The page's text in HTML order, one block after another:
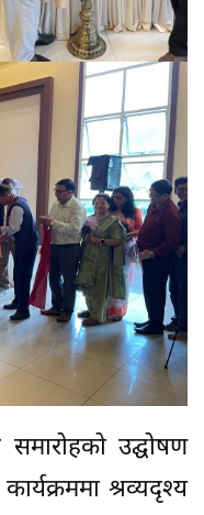
उद्घोषण
श्रव्यदृश्य